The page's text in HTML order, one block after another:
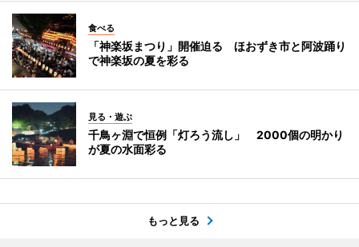
食べる
「神楽坂まつり」開催迫る ほおずき市と阿波踊り
で神楽坂の夏を彩る
見る・遊ぶ
千鳥ヶ淵で恒例「灯ろう流し」 2000個の明かり
が夏の水面彩る
もっと見る